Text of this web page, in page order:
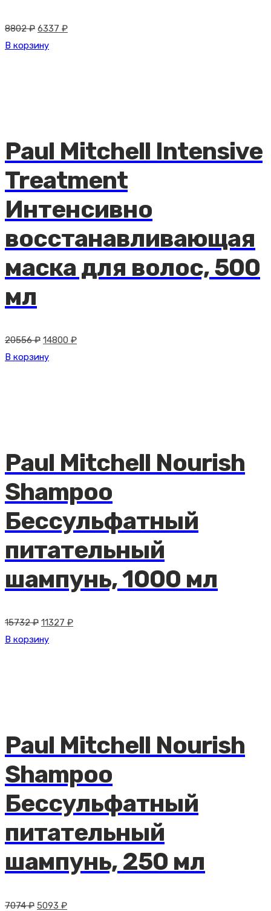
8802₽ Первоначальная
цена
6337 ₽Текущая
В корзину
Paul Mitchell Intensive
Treatment
Интенсивно
восстанавливающая
маска для волос, 500
мл
20556₽ Первоначальная
цена
14800 ₽Текущая
В корзину
Paul Mitchell Nourish
Shampoo
Бессульфатный
питательный
шампунь, 1000 мл
15732₽ Первоначальная
цена
11327 ₽Текущая
В корзину
Paul Mitchell Nourish
Shampoo
Бессульфатный
питательный
шампунь, 250 мл
7074₽ Первоначальная
5093 ₽Текущая